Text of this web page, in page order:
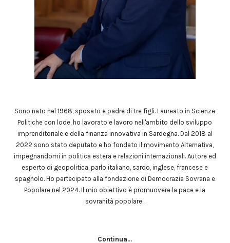
Sono nato nel 1968, sposato e padre di tre figli. Laureato in Scienze
Politiche con lode, ho lavorato e lavoro nell'ambito dello sviluppo
imprenditoriale e della finanza innovativa in Sardegna. Dal 2018 al
2022 sono stato deputato e ho fondato il movimento Alternativa,
impegnandomi in politica estera e relazioni internazionali. Autore ed
esperto di geopolitica, parlo italiano, sardo, inglese, francese e
spagnolo. Ho partecipato alla fondazione di Democrazia Sovrana e
Popolare nel 2024. Il mio obiettivo è promuovere la pace e la
sovranità popolare..
Continua...